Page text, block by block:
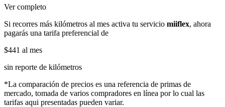
Ver completo
Si recorres más kilómetros al mes activa tu servicio miiflex, ahora
pagarás una tarifa preferencial de
$441 al mes
sin reporte de kilómetros
*La comparación de precios es una referencia de primas de
mercado, tomada de varios compradores en línea por lo cual las
tarifas aqui presentadas pueden variar.